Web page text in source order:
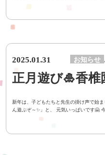
2025.01.31 お知らせ ,
正月遊び🎍香椎
新年は、子どもたちと先生の掛け声で始
ん遊ぶぞ～✨」と、 元気いっぱいです🤗